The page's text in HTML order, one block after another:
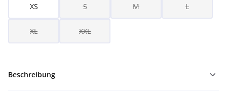
XS S M L
XL XXL
Beschreibung